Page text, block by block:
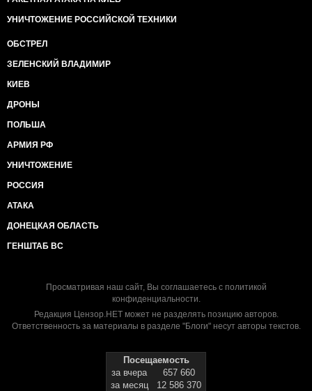
УНИЧТОЖЕНИЕ РОССИЙСКОЙ ТЕХНИКИ
ОБСТРЕЛ
ЗЕЛЕНСКИЙ ВЛАДИМИР
КИЕВ
ДРОНЫ
ПОЛЬША
АРМИЯ РФ
УНИЧТОЖЕНИЕ
РОССИЯ
АТАКА
ДОНЕЦКАЯ ОБЛАСТЬ
ГЕНШТАБ ВС
Просматривая наш сайт, Вы соглашаетесь с политикой
конфиденциальности.
Редакция Цензор.НЕТ может не разделять позицию авторов.
Ответственность за материалы в разделе "Блоги" несут авторы текстов.
Посещаемость
за вчера
657 660
за месяц
12 586 370